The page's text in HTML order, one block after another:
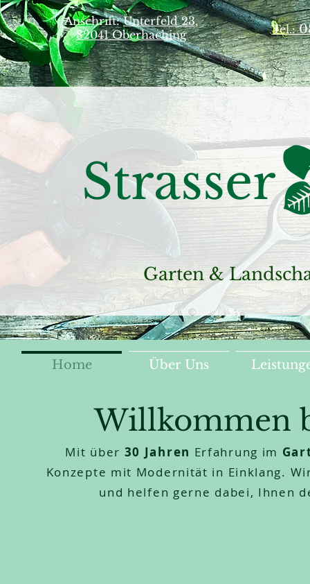
Anschrift:Unterfeld 23,
82041 Oberhaching
Tel.:
Strasser
Garten &
Home Über Uns
Willkommen
Mit über 30 Jahren Erfahrung im
Konzepte mit Modernität in Einklang.
und helfen gerne dabei, Ihnen